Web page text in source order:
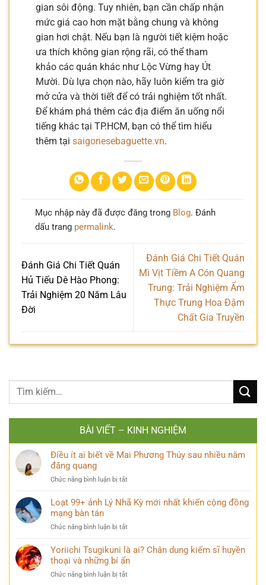
gian sôi động. Tuy nhiên, bạn cần chấp nhận
mức giá cao hơn mặt bằng chung và không
gian hơi chật. Nếu bạn là người tiết kiệm hoặc
ưa thích không gian rộng rãi, có thể tham
khảo các quán khác như Lộc Vừng hay Út
Mười. Dù lựa chọn nào, hãy luôn kiểm tra giờ
mở cửa và thời tiết để có trải nghiệm tốt nhất.
Để khám phá thêm các địa điểm ăn uống nổi
tiếng khác tại TP.HCM, bạn có thể tìm hiểu
thêm tại saigonesebaguette.vn.
Mục nhập này đã được đăng trong Blog. Đánh
dấu trang permalink.
Đánh Giá Chi Tiết Quán
Hủ Tiếu Dê Hào Phong:
Trải Nghiệm 20 Năm Lâu
Đời
Đánh Giá Chi Tiết Quán
Mì Vịt Tiềm A Cón Quang
Trung: Trải Nghiệm Ẩm
Thực Trung Hoa Đậm
Chất Gia Truyền
BÀI VIẾT – KINH NGHIỆM
Điều ít ai biết về Mai Phương Thúy sau nhiều năm
đăng quang
Chức năng bình luận bị tắt
ít
về
Phương
Thúy
Loạt 99+ ảnh Lý Nhã Kỳ mới nhất khiến cộng đồng
mạng bàn tán
Chức năng bình luận bị tắt
99+
Nhã
Yoriichi Tsugikuni là ai? Chân dung kiếm sĩ huyền
thoại và những bí ẩn
Chức năng bình luận bị tắt